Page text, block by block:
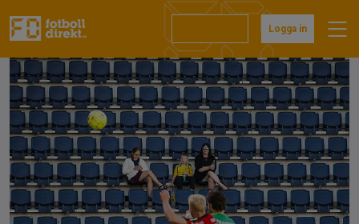
till
Logga in